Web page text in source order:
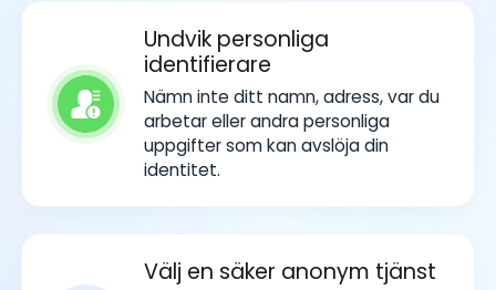
Undvik personliga
identifierare
Nämn inte ditt namn, adress, var du
arbetar eller andra personliga
uppgifter som kan avslöja din
identitet.
Välj en säker anonym tjänst